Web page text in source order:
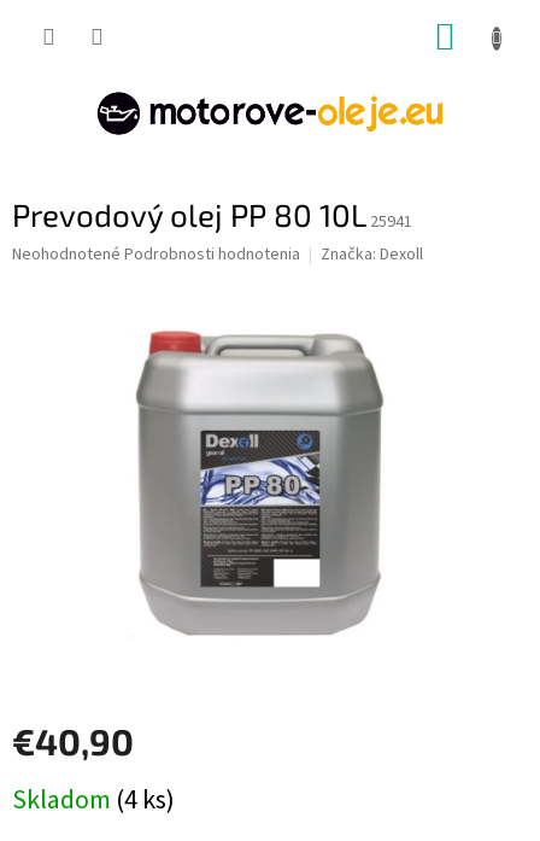
Prevodový olej PP 80 10L 25941
Priemerné
Neohodnotené Podrobnosti hodnotenia Značka: Dexoll
€40,90
cena:
Skladom (4 ks)